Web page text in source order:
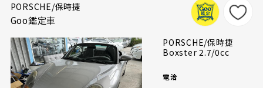
PORSCHE/保時捷
Goo鑑定車
PORSCHE/保時捷
Boxster 2.7/0cc
電洽